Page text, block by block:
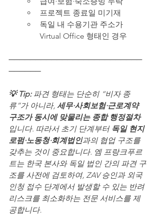
프로젝트 종료일 미기재
독일 내 수용기관 주소가
Virtual Office 형태인 경우
─────────────────────────
──────
💡 Tip: 파견 형태는 단순히 “비자 종
류”가 아니라, 세무·사회보험·근로계약
구조가 동시에 맞물리는 종합 행정절차
입니다. 따라서 초기 단계부터 독일 현지
로펌·노동청·회계법인과의 협업 구조를
갖추는 것이 중요합니다. 엠 프랑크푸르
트는 한국 본사와 독일 법인 간의 파견 구
조를 사전에 검토하여, ZAV 승인과 외국
인청 접수 단계에서 발생할 수 있는 반려
리스크를 최소화하는 전문 서비스를 제
공합니다.